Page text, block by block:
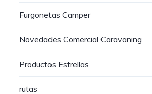
Furgonetas Camper
Novedades Comercial Caravaning
Productos Estrellas
rutas